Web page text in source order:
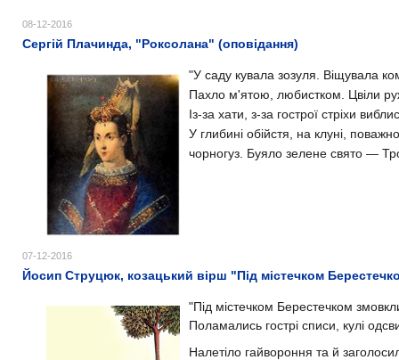
08-12-2016
Сергій Плачинда, "Роксолана" (оповідання)
"У саду кувала зозуля. Віщувала
Пахло м'ятою, любистком. Цвіли
Із-за хати, з-за гострої стріхи
У глибині обійстя, на клуні,
чорногуз. Буяло зелене свято —
07-12-2016
Йосип Струцюк, козацький вірш "Під містечком
"Під містечком Берестечком
Поламались гострі списи, кулі
Налетіло гайвороння та й